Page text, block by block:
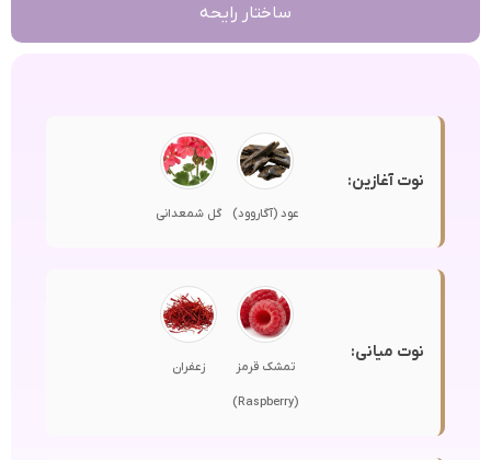
ساختار رایحه
نوت آغازین:
عود (آگاروود) گل شمعدانی
نوت میانی:
تمشک قرمز
(Raspberry)
زعفران